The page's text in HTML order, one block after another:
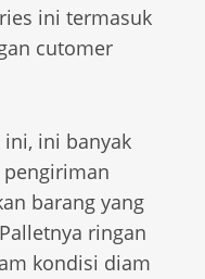
ini termasuk
cutomer
ini banyak
barang yang
ringan
kondisi diam